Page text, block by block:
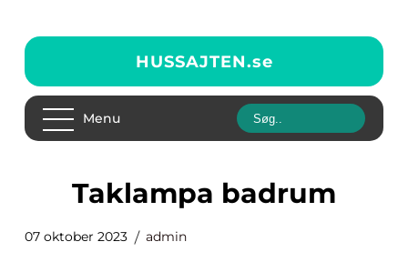
HUSSAJTEN.se
Menu
taklampa badrum
07 oktober 2023 admin